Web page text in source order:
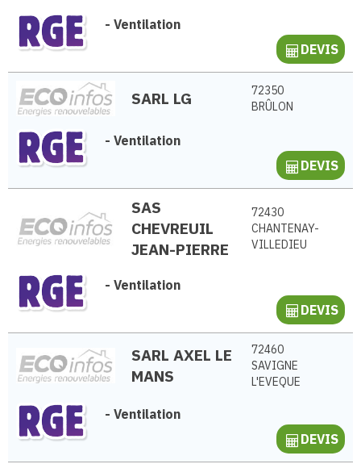
- Ventilation
DEVIS
SARL LG
72350
BRÛLON
- Ventilation
DEVIS
SAS
CHEVREUIL
JEAN-PIERRE
72430
CHANTENAY-
VILLEDIEU
- Ventilation
DEVIS
SARL AXEL LE
MANS
72460
SAVIGNE
L'EVEQUE
- Ventilation
DEVIS